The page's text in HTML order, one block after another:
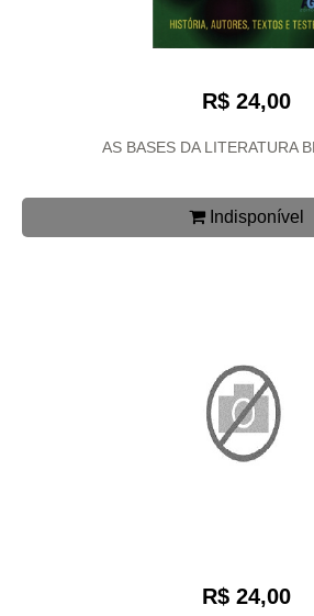
R$ 24,00
AS BASES DA LITERATURA
Indisponível
R$ 24,00